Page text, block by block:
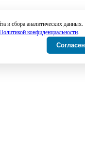
и сбора аналитических данных.
конфиденциальности.
Согласен